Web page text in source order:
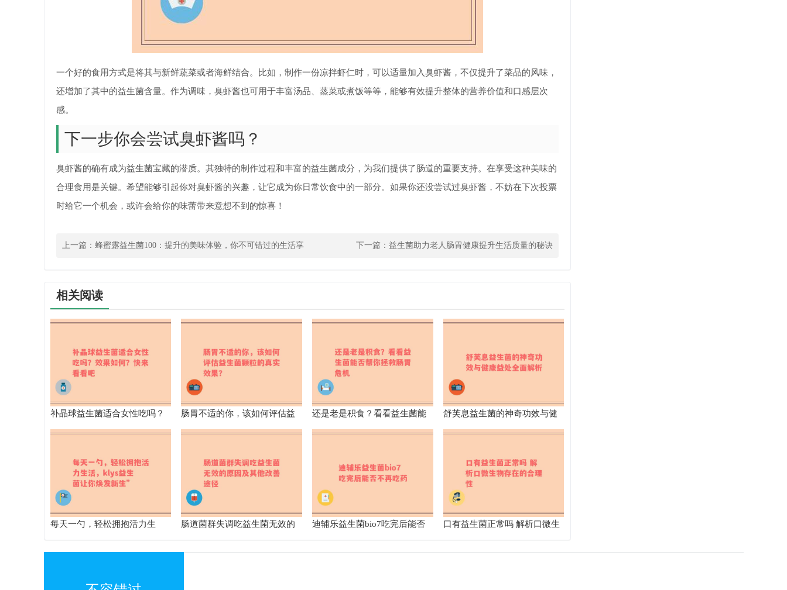
一个好的食用方式是将其与新鲜蔬菜或者海鲜结合。比如，制作一份凉拌虾仁时，可以适量加入臭虾酱，不仅提升了菜品的风味，
还增加了其中的益生菌含量。作为调味，臭虾酱也可用于丰富汤品、蒸菜或煮饭等等，能够有效提升整体的营养价值和口感层次
感。
下一步你会尝试臭虾酱吗？
臭虾酱的确有成为益生菌宝藏的潜质。其独特的制作过程和丰富的益生菌成分，为我们提供了肠道的重要支持。在享受这种美味的
合理食用是关键。希望能够引起你对臭虾酱的兴趣，让它成为你日常饮食中的一部分。如果你还没尝试过臭虾酱，不妨在下次投票
时给它一个机会，或许会给你的味蕾带来意想不到的惊喜！
上一篇： 蜂蜜露益生菌100：提升的美味体验，你不可错过的生活享 下一篇： 益生菌助力老人肠胃健康提升生活质量的秘诀
相关阅读
补晶球益生菌适合女性吃吗？
效果如何？快来看看吧
肠胃不适的你，该如何评估益
生菌颗粒的真实效果？
还是老是积食？看看益生菌能
否帮你拯救肠胃危机
舒芙息益生菌的神奇功效与健
康益处全面解析
每天一勺，轻松拥抱活力生
肠道菌群失调吃益生菌无效的
迪辅乐益生菌bio7吃完后能否
口有益生菌正常吗 解析口微生